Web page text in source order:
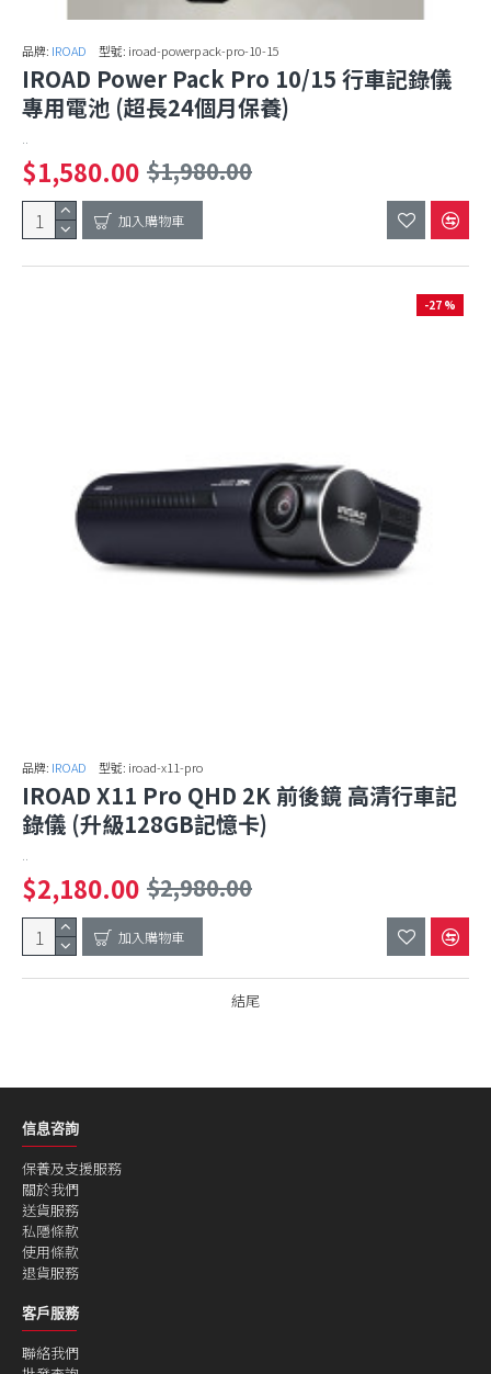
品牌: IROAD 型號: iroad-powerpack-pro-10-15
IROAD Power Pack Pro 10/15 行車記錄儀
專用電池 (超長24個月保養)
..
$1,580.00 $1,980.00
加入購物車
-27 %
品牌: IROAD 型號: iroad-x11-pro
IROAD X11 Pro QHD 2K 前後鏡 高清行車記
錄儀 (升級128GB記憶卡)
..
$2,180.00 $2,980.00
加入購物車
結尾
信息咨詢
保養及支援服務
關於我們
送貨服務
私隱條款
使用條款
退貨服務
客戶服務
聯絡我們